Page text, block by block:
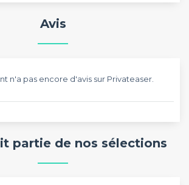
Avis
n'a pas encore d'avis sur Privateaser.
partie de nos sélections